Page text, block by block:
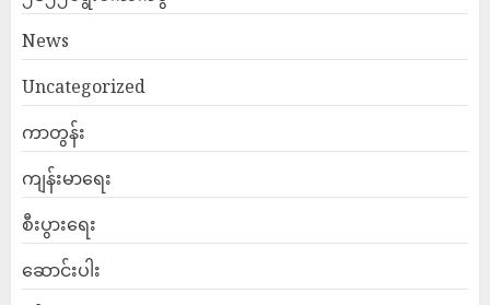
News
Uncategorized
ကာတွန်း
ကျန်းမာရေး
စီးပွားရေး
ဆောင်းပါး